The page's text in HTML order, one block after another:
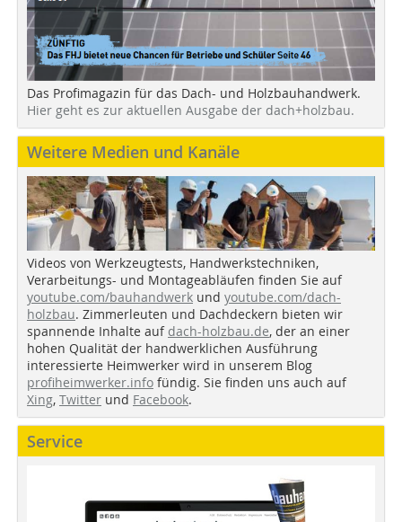
Das Profimagazin für das Dach- und Holzbauhandwerk.
Hier geht es zur aktuellen Ausgabe der dach+holzbau.
Weitere Medien und Kanäle
Videos von Werkzeugtests, Handwerkstechniken,
Verarbeitungs- und Montageabläufen finden Sie auf
youtube.com/bauhandwerk und youtube.com/dach-
holzbau. Zimmerleuten und Dachdeckern bieten wir
spannende Inhalte auf dach-holzbau.de, der an einer
hohen Qualität der handwerklichen Ausführung
interessierte Heimwerker wird in unserem Blog
profiheimwerker.info fündig. Sie finden uns auch auf
Xing, Twitter und Facebook.
Service